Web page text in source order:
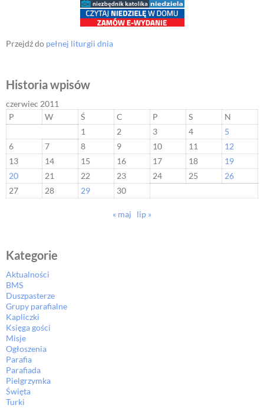
Przejdź do pełnej liturgii dnia
Historia wpisów
czerwiec 2011
P
W Ś C P S
N
1
2 3 4
5
6
7 8 9 10 11
12
13
14 15 16 17 18
19
20
21 22 23 24 25
26
27
28 29 30
« maj lip »
Kategorie
Aktualności
BMS
Duszpasterze
Grupy parafialne
Kapliczki
Księga gości
Misje
Ogłoszenia
Parafia
Parafiada
Pielgrzymka
Święta
Turki